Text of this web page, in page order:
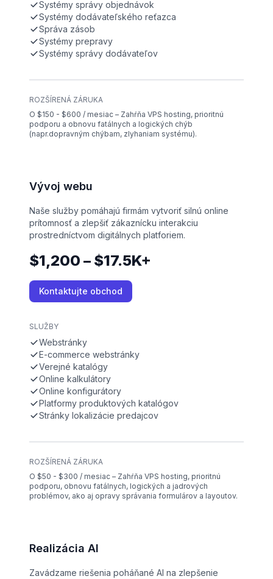
Systémy správy objednávok
Systémy dodávateľského reťazca
Správa zásob
Systémy prepravy
Systémy správy dodávateľov
ROZŠÍRENÁ ZÁRUKA
O $150 - $600 / mesiac – Zahŕňa VPS hosting, prioritnú
podporu a obnovu fatálnych a logických chýb
(napr.dopravným chýbam, zlyhaniam systému).
Vývoj webu
Naše služby pomáhajú firmám vytvoriť silnú online
prítomnosť a zlepšiť zákaznícku interakciu
prostredníctvom digitálnych platforiem.
$1,200 – $17.5K+
Kontaktujte obchod
SLUŽBY
Webstránky
E-commerce webstránky
Verejné katalógy
Online kalkulátory
Online konfigurátory
Platformy produktových katalógov
Stránky lokalizácie predajcov
ROZŠÍRENÁ ZÁRUKA
O $50 - $300 / mesiac – Zahŕňa VPS hosting, prioritnú
podporu, obnovu fatálnych, logických a jadrových
problémov, ako aj opravy správania formulárov a layoutov.
Realizácia AI
Zavádzame riešenia poháňané AI na zlepšenie